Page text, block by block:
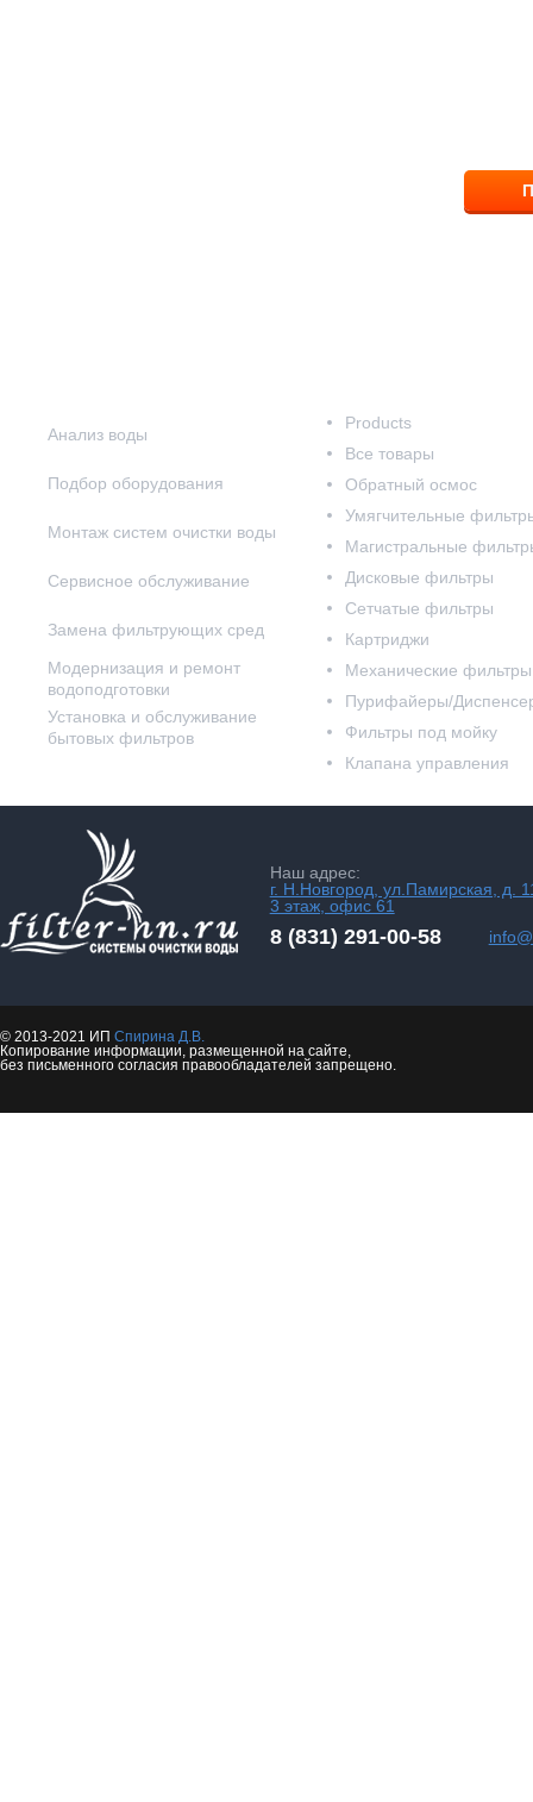
Анализ воды
Подбор оборудования
Монтаж систем очистки воды
Сервисное обслуживание
Замена фильтрующих сред
Модернизация и ремонт
водоподготовки
Установка и обслуживание
бытовых фильтров
Products
Все товары
Обратный осмос
Умягчительные
Магистральные
Дисковые фильтры
Сетчатые фильтры
Картриджи
Механические фильтры
Пурифайеры/
Фильтры под мойку
Клапана управления
Наш адрес:
г. Н.Новгород, ул.Памирская, д.
3 этаж, офис 61
8 (831) 291-00-58
© 2013-2021 ИП Спирина Д.В.
Копирование информации, размещенной на сайте,
без письменного согласия правообладателей запрещено.